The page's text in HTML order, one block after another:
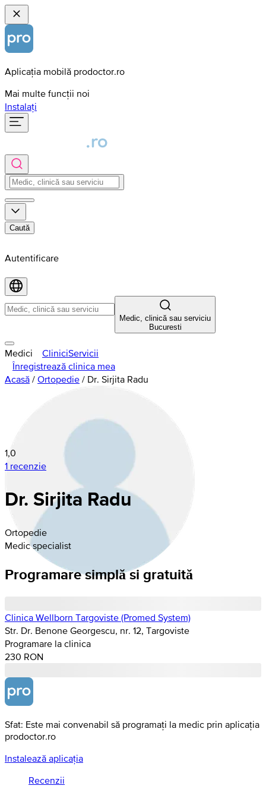
Aplicația mobilă prodoctor.ro
Mai multe funcții noi
Instalați
Caută
Autentificare
Medic, clinică sau serviciu
Bucuresti
Medici CliniciServicii
Înregistrează clinica mea
Acasă / Ortopedie / Dr. Sirjita Radu
1,0
1 recenzie
Dr. Sirjita Radu
Ortopedie
Medic specialist
Programare simplă si gratuită
Clinica Wellborn Targoviste (Promed System)
Str. Dr. Benone Georgescu, nr. 12, Targoviste
Programare la clinica
230 RON
Sfat: Este mai convenabil să programați la medic prin aplicația
prodoctor.ro
Instalează aplicația
Recenzii